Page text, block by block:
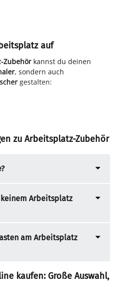
auf
Zubehör kannst du deinen
, sondern auch
gestalten:
zu Arbeitsplatz-Zubehör
Arbeitsplatz
am Arbeitsplatz
kaufen: Große Auswahl,